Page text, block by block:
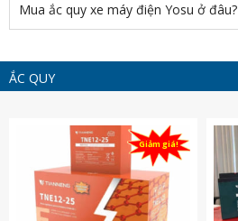
Mua ắc quy xe máy điện Yosu ở đâu?
ẮC QUY
Giảm giá!